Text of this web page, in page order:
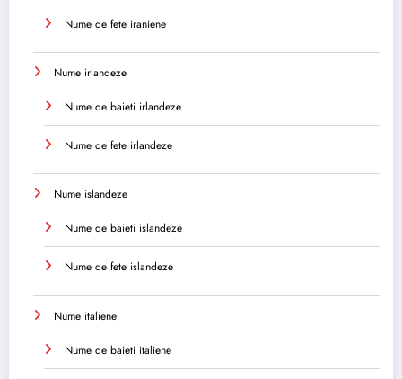
Nume de fete iraniene
Nume irlandeze
Nume de baieti irlandeze
Nume de fete irlandeze
Nume islandeze
Nume de baieti islandeze
Nume de fete islandeze
Nume italiene
Nume de baieti italiene